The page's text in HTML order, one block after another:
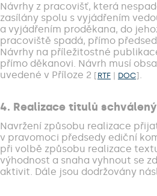
Návrhy z pracovišť, která
zasílány spolu s vyjádřením
a vyjádřením proděkana, do
pracoviště spadá, přímo
Návrhy na příležitostné
přímo děkanovi. Návrh musí
uvedené v Příloze 2 [ RTF DOC] .
4. Realizace titulů
Navržení způsobu realizace
v pravomoci předsedy ediční
při volbě způsobu realizace
výhodnost a snaha vyhnout se
aktivit. Dále jsou dodržovány